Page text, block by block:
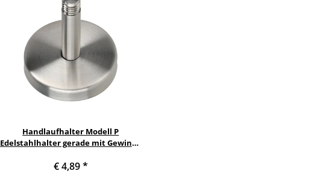
Handlaufhalter Modell P
Edelstahlhalter gerade mit Gewinde
€ 4,89*